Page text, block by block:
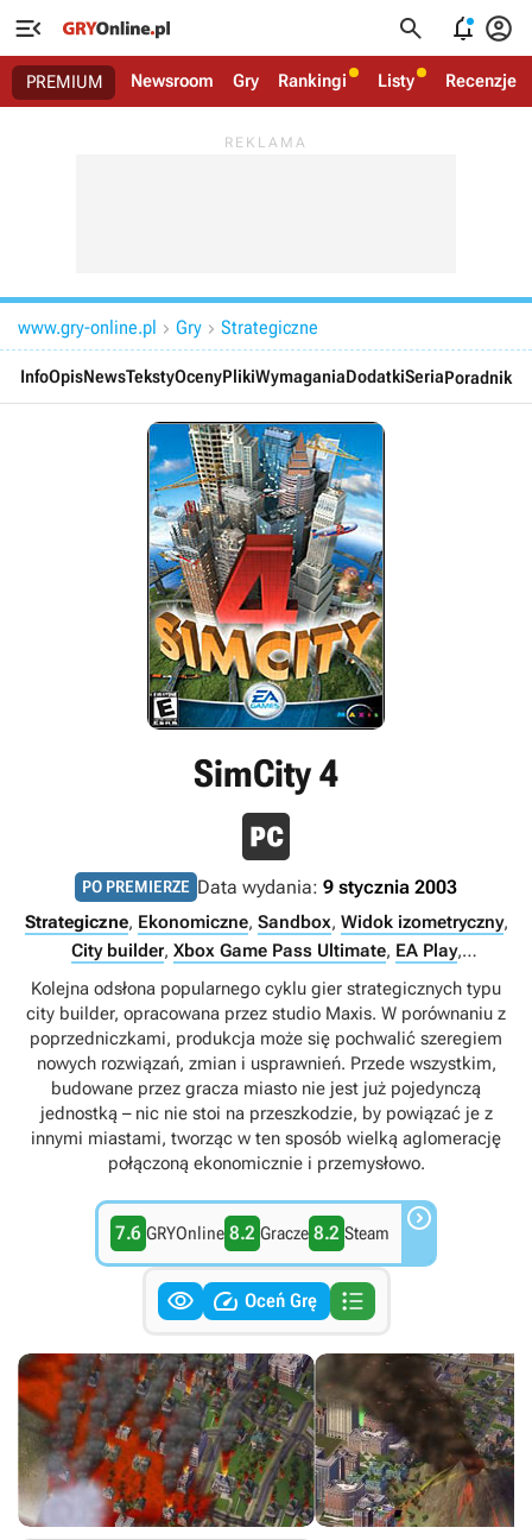
   
PREMIUM Newsroom Gry Rankingi Listy Recenzje
www.gry-online.pl  Gry  Strategiczne
InfoOpisNewsTekstyOcenyPlikiWymaganiaDodatkiSeriaPoradnik
SimCity 4
PO PREMIERZE Data wydania: 9 stycznia 2003
Strategiczne, Ekonomiczne, Sandbox, Widok izometryczny,
City builder, Xbox Game Pass Ultimate, EA Play,
Singleplayer
PC Game Pass
Kolejna odsłona popularnego cyklu gier strategicznych typu
city builder, opracowana przez studio Maxis. W porównaniu z
poprzedniczkami, produkcja może się pochwalić szeregiem
nowych rozwiązań, zmian i usprawnień. Przede wszystkim,
budowane przez gracza miasto nie jest już pojedynczą
jednostką – nic nie stoi na przeszkodzie, by powiązać je z
innymi miastami, tworząc w ten sposób wielką aglomerację
połączoną ekonomicznie i przemysłowo.
7.6 GRYOnline 8.2 Gracze 8.2 Steam 
  Oceń Grę 